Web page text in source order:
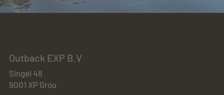
Outback EXP B.V
Singel 48
9001 XP Grou